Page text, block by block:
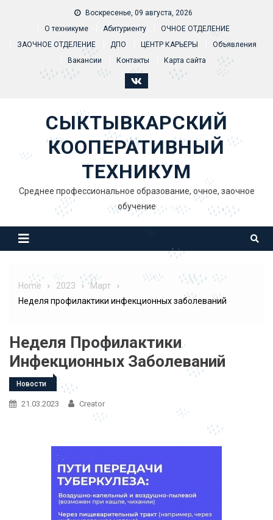
Воскресенье, 09 августа, 2026
О техникуме
Абитуриенту
ОЧНОЕ ОТДЕЛЕНИЕ
ЗАОЧНОЕ ОТДЕЛЕНИЕ
ДПО ЦЕНТР КАРЬЕРЫ
Объявления
Вакансии
Контакты Карта сайта
СЫКТЫВКАРСКИЙ
КООПЕРАТИВНЫЙ
ТЕХНИКУМ
Среднее профессиональное образование, очное, заочное
обучение
Home 2023
Март
Неделя профилактики инфекционных заболеваний
Неделя Профилактики
Инфекционных Заболеваний
Новости
21.03.2023 Creator